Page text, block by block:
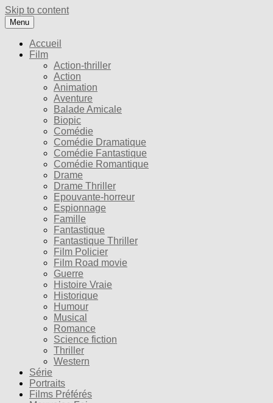
Skip to content
Menu
Accueil
Film
Action-thriller
Action
Animation
Aventure
Balade Amicale
Biopic
Comédie
Comédie Dramatique
Comédie Fantastique
Comédie Romantique
Drame
Drame Thriller
Epouvante-horreur
Espionnage
Famille
Fantastique
Fantastique Thriller
Film Policier
Film Road movie
Guerre
Histoire Vraie
Historique
Humour
Musical
Romance
Science fiction
Thriller
Western
Série
Portraits
Films Préférés